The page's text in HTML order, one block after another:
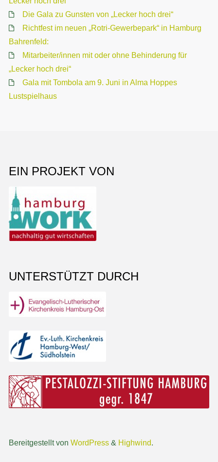
Die Gala zu Gunsten von „Lecker hoch drei“
Richtfest im neuen „Rotri-Gewerbepark“ in Hamburg
Bahrenfeld:
Mitarbeiter/innen mit oder ohne Behinderung für
„Lecker hoch drei“
Gala mit Tombola am 9. Juni in Alma Hoppes
Lustspielhaus
EIN PROJEKT VON
UNTERSTÜTZT DURCH
Bereitgestellt von WordPress & Highwind.